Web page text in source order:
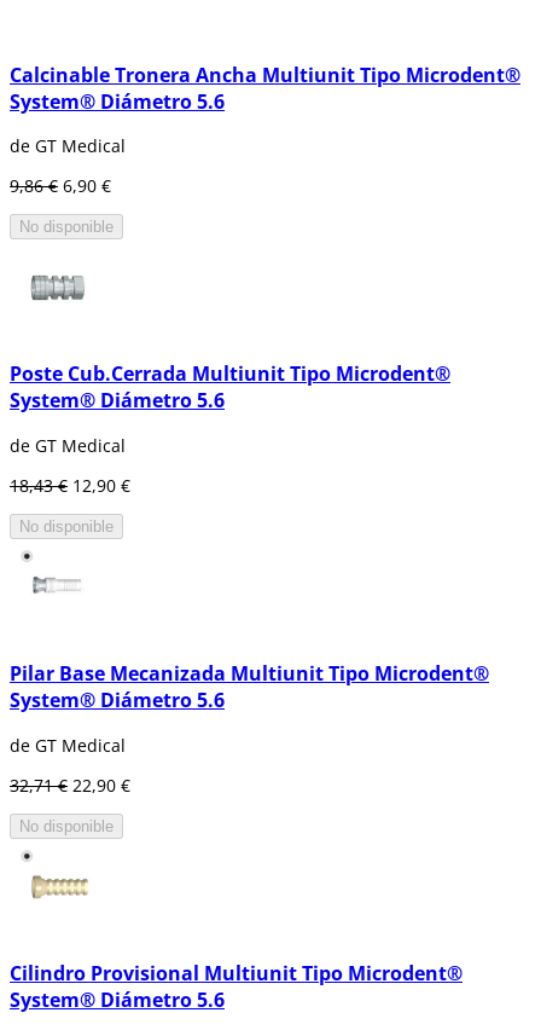
Calcinable Tronera Ancha Multiunit Tipo Microdent®
System® Diámetro 5.6
de GT Medical
9,86 € 6,90 €
No disponible
Poste Cub.Cerrada Multiunit Tipo Microdent®
System® Diámetro 5.6
de GT Medical
18,43 € 12,90 €
No disponible
Pilar Base Mecanizada Multiunit Tipo Microdent®
System® Diámetro 5.6
de GT Medical
32,71 € 22,90 €
No disponible
Cilindro Provisional Multiunit Tipo Microdent®
System® Diámetro 5.6